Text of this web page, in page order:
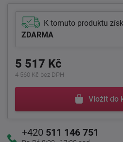
K tomuto produktu
ZDARMA
5 517 Kč
4 560 Kč bez DPH
Vložit do
+420 511 146 751